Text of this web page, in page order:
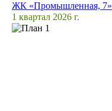
ЖК «Промышленная, 7»
1 квартал 2026 г.